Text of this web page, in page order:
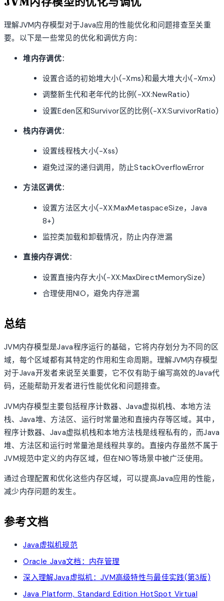
理解JVM内存模型对于Java应用的性能优化和问题排查至关重
要。以下是一些常见的优化和调优方向：
堆内存调优：
设置合适的初始堆大小(-Xms)和最大堆大小(-Xmx)
调整新生代和老年代的比例(-XX:NewRatio)
设置Eden区和Survivor区的比例(-XX:SurvivorRatio)
栈内存调优：
设置线程栈大小(-Xss)
避免过深的递归调用，防止StackOverflowError
方法区调优：
设置方法区大小(-XX:MaxMetaspaceSize，Java
8+)
监控类加载和卸载情况，防止内存泄漏
直接内存调优：
设置直接内存大小(-XX:MaxDirectMemorySize)
合理使用NIO，避免内存泄漏
总结
JVM内存模型是Java程序运行的基础，它将内存划分为不同的区
域，每个区域都有其特定的作用和生命周期。理解JVM内存模型
对于Java开发者来说至关重要，它不仅有助于编写高效的Java代
码，还能帮助开发者进行性能优化和问题排查。
JVM内存模型主要包括程序计数器、Java虚拟机栈、本地方法
栈、Java堆、方法区、运行时常量池和直接内存等区域。其中，
程序计数器、Java虚拟机栈和本地方法栈是线程私有的，而Java
堆、方法区和运行时常量池是线程共享的。直接内存虽然不属于
JVM规范中定义的内存区域，但在NIO等场景中被广泛使用。
通过合理配置和优化这些内存区域，可以提高Java应用的性能，
减少内存问题的发生。
参考文档
Java虚拟机规范
Oracle Java文档：内存管理
深入理解Java虚拟机：JVM高级特性与最佳实践(第3版)
Java Platform, Standard Edition HotSpot Virtual